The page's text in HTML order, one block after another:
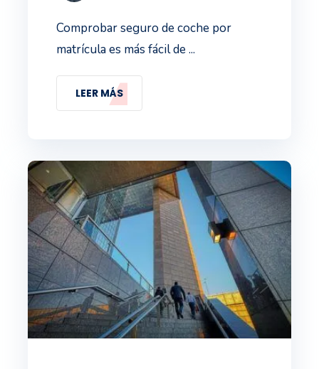
Comprobar seguro de coche por
matrícula es más fácil de ...
LEER MÁS